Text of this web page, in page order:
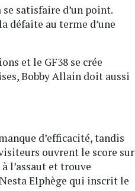
satisfaire d’un point.
défaite au terme d’une
et le GF38 se crée
Bobby Allain doit aussi
d’efficacité, tandis
ouvrent le score sur
l’assaut et trouve
Elphège qui inscrit le